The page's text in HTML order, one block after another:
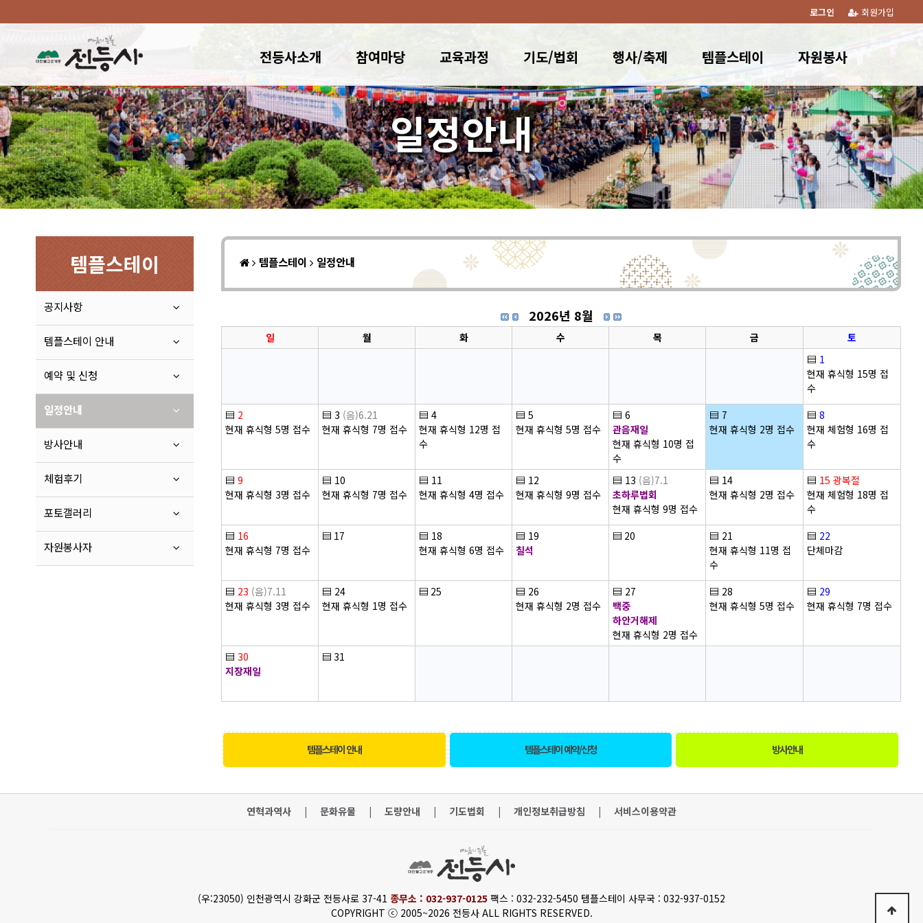
회원가입
로그인
전등사소개 참여마당 교육과정 기도/법회 행사/축제 템플스테이 자원봉사
일정안내
템플스테이
공지사항
템플스테이 안내
예약 및 신청
일정안내
방사안내
체험후기
포토갤러리
자원봉사자
템플스테이 일정안내
2026년 8월
일 월 화 수 목 금
토
▤ 1
현재 휴식형 15명 접
수
▤ 2
현재 휴식형 5명 접수
▤ 3 (음)6.21
현재 휴식형 7명 접수
▤ 4
현재 휴식형 12명 접
수
▤ 5
현재 휴식형 5명 접수
▤ 6
관음재일
현재 휴식형 10명 접
수
▤ 7
현재 휴식형 2명 접수
▤ 8
현재 체험형 16명 접
수
▤ 9
현재 휴식형 3명 접수
▤ 10
현재 휴식형 7명 접수
▤ 11
현재 휴식형 4명 접수
▤ 12
현재 휴식형 9명 접수
▤ 13 (음)7.1
초하루법회
현재 휴식형 9명 접수
▤ 14
현재 휴식형 2명 접수
▤ 15 광복절
현재 체험형 18명 접
수
▤ 16
현재 휴식형 7명 접수
▤ 17 ▤ 18
현재 휴식형 6명 접수
▤ 19
칠석
▤ 20 ▤ 21
현재 휴식형 11명 접
수
▤ 22
단체마감
▤ 23 (음)7.11
현재 휴식형 3명 접수
▤ 24
현재 휴식형 1명 접수
▤ 25 ▤ 26
현재 휴식형 2명 접수
▤ 27
백중
하안거해제
현재 휴식형 2명 접수
▤ 28
현재 휴식형 5명 접수
▤ 29
현재 휴식형 7명 접수
▤ 30
지장재일
▤ 31
템플스테이 안내 템플스테이 예약/신청 방사안내
연혁과역사 | 문화유물 | 도량안내 | 기도법회 | 개인정보취급방침 | 서비스이용약관
(우:23050) 인천광역시 강화군 전등사로 37-41 종무소 : 032-937-0125 팩스 : 032-232-5450 템플스테이 사무국 : 032-937-0152
COPYRIGHT ⓒ 2005~2026 전등사 ALL RIGHTS RESERVED.